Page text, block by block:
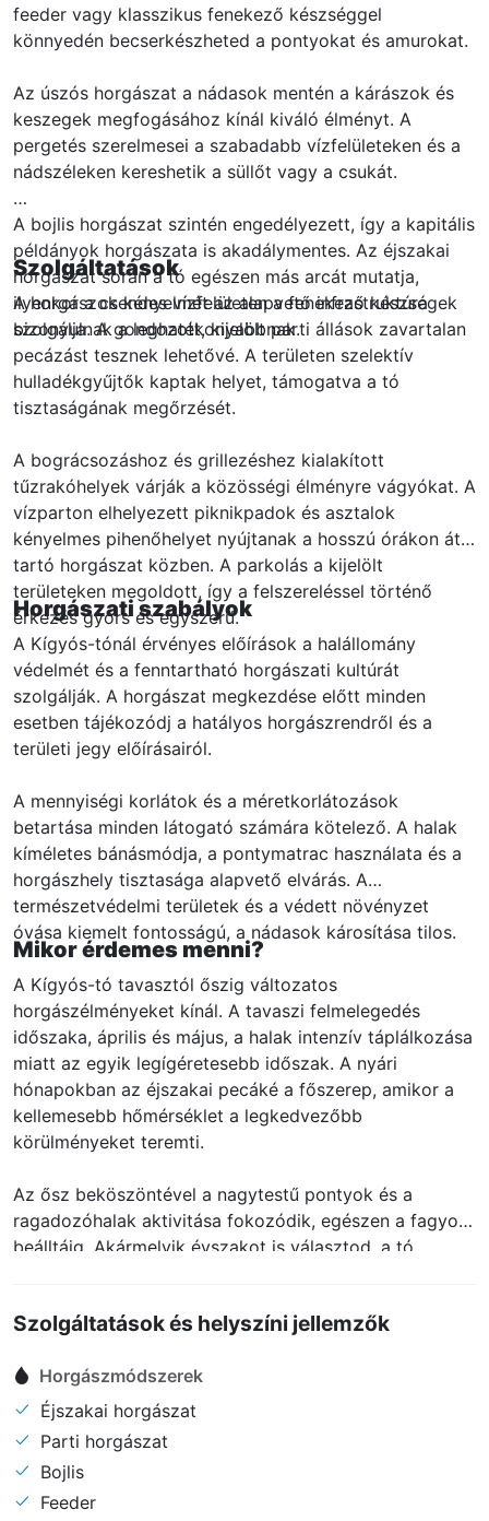
feeder vagy klasszikus fenekező készséggel
könnyedén becserkészheted a pontyokat és amurokat.
Az úszós horgászat a nádasok mentén a kárászok és
keszegek megfogásához kínál kiváló élményt. A
pergetés szerelmesei a szabadabb vízfelületeken és a
nádszéleken kereshetik a süllőt vagy a csukát.
A bojlis horgászat szintén engedélyezett, így a kapitális
példányok horgászata is akadálymentes. Az éjszakai
horgászat során a tó egészen más arcát mutatja,
ilyenkor a csendes vízfelületen a fenekező készségek
bizonyulnak a leghatékonyabbnak.
Szolgáltatások
A horgászok kényelmét az alapvető infrastruktúra
szolgálja. A gondozott, kijelölt parti állások zavartalan
pecázást tesznek lehetővé. A területen szelektív
hulladékgyűjtők kaptak helyet, támogatva a tó
tisztaságának megőrzését.
A bográcsozáshoz és grillezéshez kialakított
tűzrakóhelyek várják a közösségi élményre vágyókat. A
vízparton elhelyezett piknikpadok és asztalok
kényelmes pihenőhelyet nyújtanak a hosszú órákon át
tartó horgászat közben. A parkolás a kijelölt
területeken megoldott, így a felszereléssel történő
érkezés gyors és egyszerű.
Horgászati szabályok
A Kígyós-tónál érvényes előírások a halállomány
védelmét és a fenntartható horgászati kultúrát
szolgálják. A horgászat megkezdése előtt minden
esetben tájékozódj a hatályos horgászrendről és a
területi jegy előírásairól.
A mennyiségi korlátok és a méretkorlátozások
betartása minden látogató számára kötelező. A halak
kíméletes bánásmódja, a pontymatrac használata és a
horgászhely tisztasága alapvető elvárás. A
természetvédelmi területek és a védett növényzet
óvása kiemelt fontosságú, a nádasok károsítása tilos.
Mikor érdemes menni?
A Kígyós-tó tavasztól őszig változatos
horgászélményeket kínál. A tavaszi felmelegedés
időszaka, április és május, a halak intenzív táplálkozása
miatt az egyik legígéretesebb időszak. A nyári
hónapokban az éjszakai pecáké a főszerep, amikor a
kellemesebb hőmérséklet a legkedvezőbb
körülményeket teremti.
Az ősz beköszöntével a nagytestű pontyok és a
ragadozóhalak aktivitása fokozódik, egészen a fagyok
beálltáig. Akármelyik évszakot is választod, a tó
Szolgáltatások és helyszíni jellemzők
Horgászmódszerek
Éjszakai horgászat
Parti horgászat
Bojlis
Feeder